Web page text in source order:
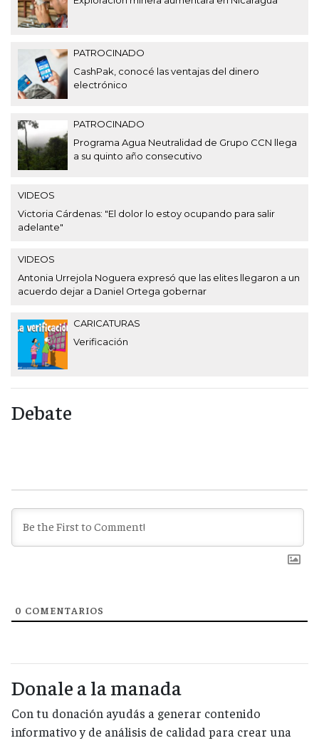
PATROCINADO
CashPak, conocé las ventajas del dinero
electrónico
PATROCINADO
Programa Agua Neutralidad de Grupo CCN llega
a su quinto año consecutivo
VIDEOS
Victoria Cárdenas: "El dolor lo estoy ocupando para salir
adelante"
VIDEOS
Antonia Urrejola Noguera expresó que las elites llegaron a un
acuerdo dejar a Daniel Ortega gobernar
CARICATURAS
Verificación
Debate
0 COMENTARIOS
Donale a la manada
Con tu donación ayudás a generar contenido
informativo y de análisis de calidad para crear una